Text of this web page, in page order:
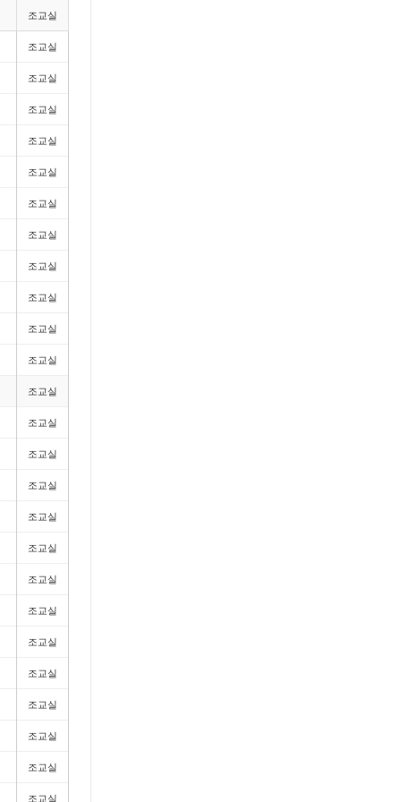
조교실
조교실
조교실
조교실
조교실
조교실
조교실
조교실
조교실
조교실
조교실
조교실
조교실
조교실
조교실
조교실
조교실
조교실
조교실
조교실
조교실
조교실
조교실
조교실
조교실
조교실